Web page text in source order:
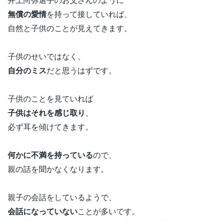
無償の愛情を持って接していれば、
自然と子供のことが見えてきます。
子供のせいではなく、
自分のミスだと思うはずです。
子供のことを見ていれば
子供はそれを感じ取り 、
必ず耳を傾けてきます。
何かに不満を持っているので、
親の話を聞かなくなります。
親子の会話をしているようで、
会話になっていないことが多いです。